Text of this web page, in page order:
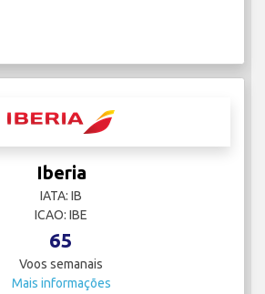
Iberia
IATA: IB
ICAO: IBE
65
Voos semanais
Mais informações